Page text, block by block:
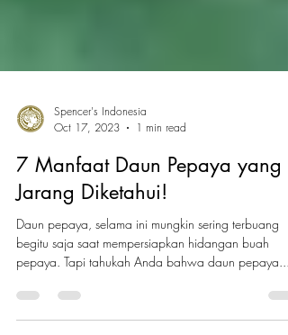
Oct 17, 2023
1 min read
7 Manfaat Daun Pepaya yang
Jarang Diketahui!
Daun pepaya, selama ini mungkin sering terbuang
pepaya. Tapi tahukah Anda bahwa daun pepaya...